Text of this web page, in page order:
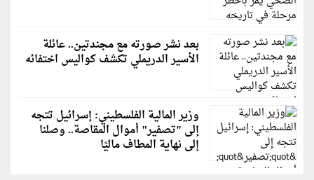
بعد نشر صورته مع مجندتين.. عائلة
الأسير الدريملي تكشف كواليس اختفائه
وزير المالية الفلسطيني: إسرائيل تتجه
إلى "تصفير" أموال المقاصة.. وصلنا
إلى نهاية المطاف ماليًا